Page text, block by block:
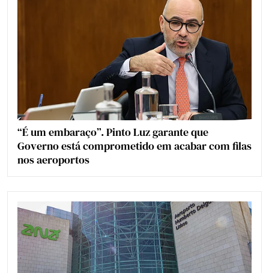
“É um embaraço”. Pinto Luz garante que
Governo está comprometido em acabar com filas
nos aeroportos